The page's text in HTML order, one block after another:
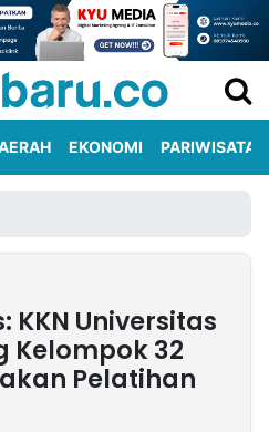
EKONOMI PARIWISATA
KKN Universitas
Kelompok 32
Pelatihan